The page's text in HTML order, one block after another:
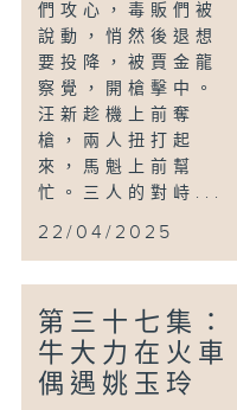
們攻心，毒販們被
說動，悄然後退想
要投降，被賈金龍
察覺，開槍擊中。
汪新趁機上前奪
槍，兩人扭打起
來，馬魁上前幫
忙。三人的對峙...
22/04/2025
第三十七集：
牛大力在火車
偶遇姚玉玲